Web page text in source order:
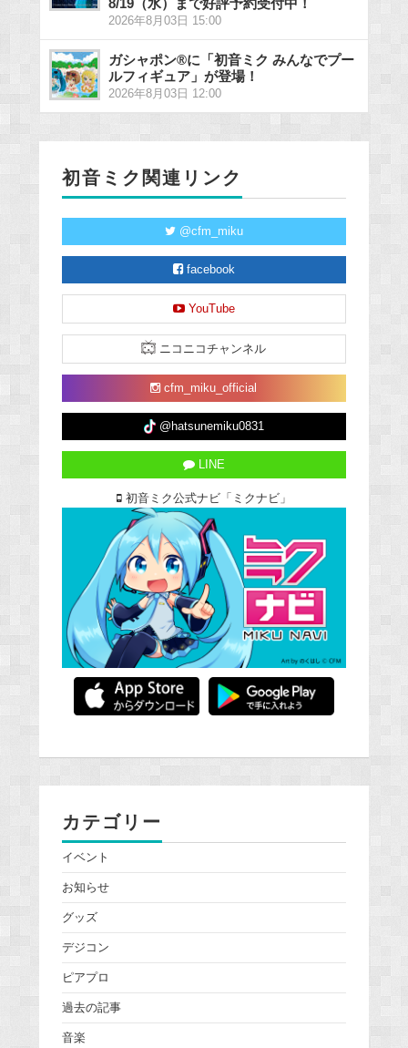
2026年8月03日 15:00
ガシャポン®に「初音ミク みんなでプー
ルフィギュア」が登場！
2026年8月03日 12:00
初音ミク関連リンク
@cfm_miku
facebook
YouTube
ニコニコチャンネル
cfm_miku_official
@hatsunemiku0831
LINE
初音ミク公式ナビ「ミクナビ」
カテゴリー
イベント
お知らせ
グッズ
デジコン
ピアプロ
過去の記事
音楽